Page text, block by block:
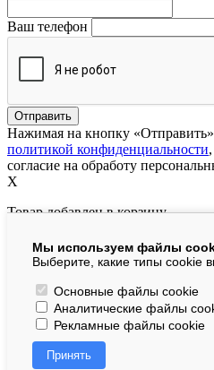
Мы используем файлы
Выберите, какие типы cookie
Основные файлы cookie
Аналитические файлы
Рекламные файлы cookie
Принять
Ваш телефон
Нажимая на кнопку
политикой конфиденциальности,
согласие на обработу
X
Товар добавлен в корзину
В корзине:шт.
На сумму:руб.
Перейти в корзину